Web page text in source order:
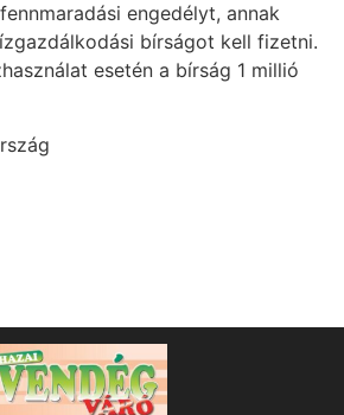
engedélyt, annak
bírságot kell fizetni.
esetén a bírság 1 millió